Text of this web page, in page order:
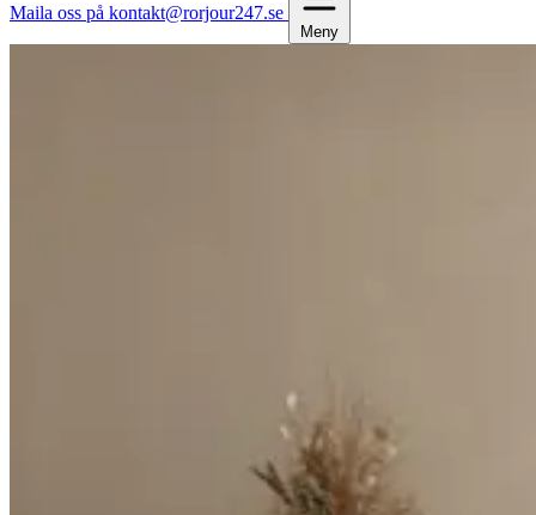
Maila oss på kontakt@rorjour247.se
Meny